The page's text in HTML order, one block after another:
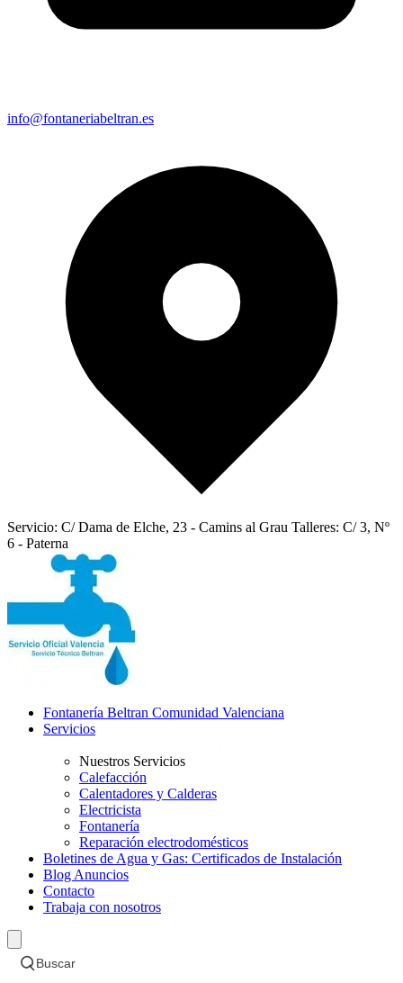
info@fontaneriabeltran.es
Servicio: C/ Dama de Elche, 23 - Camins al Grau Talleres: C/ 3, Nº
6 - Paterna
Fontanería Beltran Comunidad Valenciana
Servicios
Nuestros Servicios
Calefacción
Calentadores y Calderas
Electricista
Fontanería
Reparación electrodomésticos
Boletines de Agua y Gas: Certificados de Instalación
Blog Anuncios
Contacto
Trabaja con nosotros
Buscar